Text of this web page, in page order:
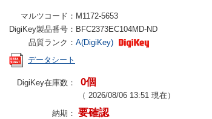
マルツコード： M1172-5653
DigiKey製品番号： BFC2373EC104MD-ND
品質ランク： A(DigiKey)
データシート
DigiKey在庫数： 0個
（ 2026/08/06 13:51 現在）
納期： 要確認